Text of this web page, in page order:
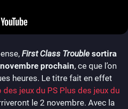
First Class Trouble sortira
prochain, ce que l’on
heures. Le titre fait en effet
des jeux du PS Plus des jeux du
le 2 novembre. Avec la